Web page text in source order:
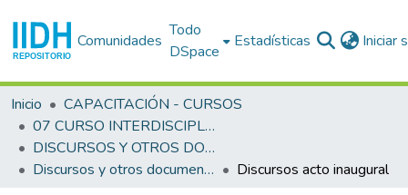
Comunidades
Todo
DSpace
Estadísticas Iniciar
Inicio
CAPACITACIÓN - CURSOS
07 CURSO INTERDISCIPLINARIO EN DERECHOS HUMANOS (7o. : 1989 ago. 21- sep. 1 : San José)
DISCURSOS Y OTROS DOCUMENTOS
Discursos y otros documentos
Discursos acto inaugural